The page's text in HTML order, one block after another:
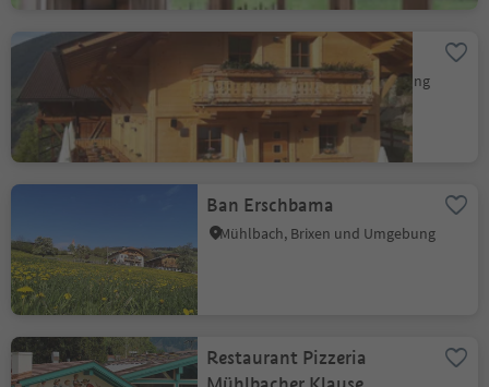
Hofschänke Lechnerhof
Terenten, Brixen und Umgebung
Ban Erschbama
Mühlbach, Brixen und Umgebung
Restaurant Pizzeria